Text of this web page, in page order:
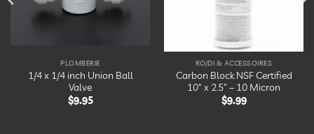
PLOMBERIE
1/4 x 1/4 inch Union Ball
Valve
$9.95
RO/DI & ACCESSOIRES
Carbon Block NSF Certified
10″ x 2.5″ – 10 Micron
$9.99